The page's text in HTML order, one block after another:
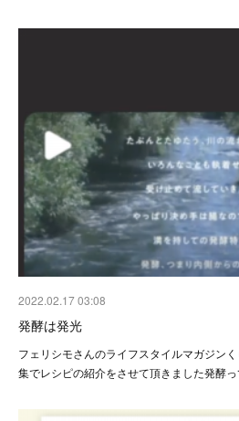
2022.02.17 03:08
発酵は発光
フェリシモさんのライフスタイルマガジン
集でレシピの紹介をさせて頂きました発酵